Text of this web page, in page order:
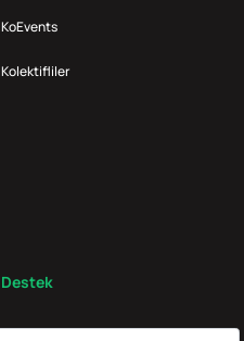
KoEvents
Kolektifliler
Destek